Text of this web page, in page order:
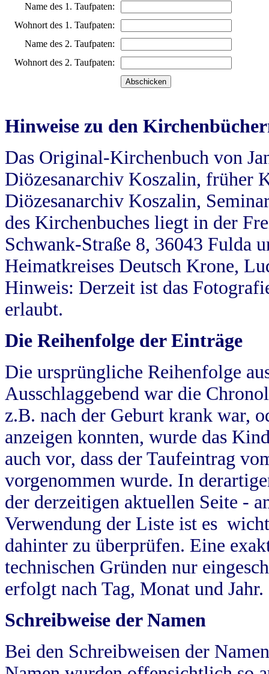
Name des 1. Taufpaten:
Wohnort des 1. Taufpaten:
Name des 2. Taufpaten:
Wohnort des 2. Taufpaten:
Hinweise zu den
Das Original-Kirchenbuch von
Diözesanarchiv Koszalin, früher
Diözesanarchiv Koszalin,
des Kirchenbuches liegt in der
Schwank-Straße 8, 36043 Fulda
Heimatkreises Deutsch Krone,
Hinweis: Derzeit ist das
erlaubt.
Die Reihenfolge der Einträge
Die ursprüngliche Reihenfolge
Ausschlaggebend war die
z.B. nach der Geburt krank war,
anzeigen konnten, wurde das
auch vor, dass der Taufeintrag
vorgenommen wurde. In
der derzeitigen aktuellen Seite -
Verwendung der Liste ist es
dahinter zu überprüfen. Eine
technischen Gründen nur
erfolgt nach Tag, Monat und Jahr.
Schreibweise der Namen
Bei den Schreibweisen der